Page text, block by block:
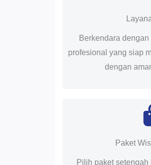
Berkendara
profesional yang siap
dengan
Paket
Pilih paket